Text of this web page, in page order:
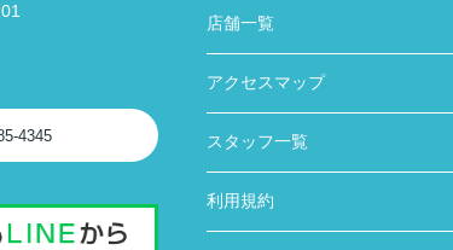
4345
店舗一覧
アクセスマップ
スタッフ一覧
利用規約